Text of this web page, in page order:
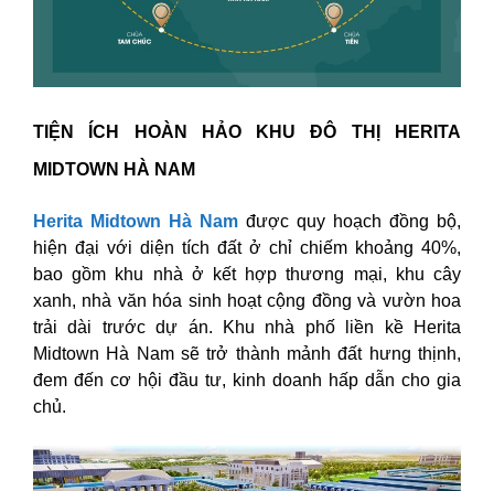
TIỆN ÍCH HOÀN HẢO KHU ĐÔ THỊ HERITA
MIDTOWN HÀ NAM
Herita Midtown Hà Nam được quy hoạch đồng bộ,
hiện đại với diện tích đất ở chỉ chiếm khoảng 40%,
bao gồm khu nhà ở kết hợp thương mại, khu cây
xanh, nhà văn hóa sinh hoạt cộng đồng và vườn hoa
trải dài trước dự án. Khu nhà phố liền kề Herita
Midtown Hà Nam sẽ trở thành mảnh đất hưng thịnh,
đem đến cơ hội đầu tư, kinh doanh hấp dẫn cho gia
chủ.